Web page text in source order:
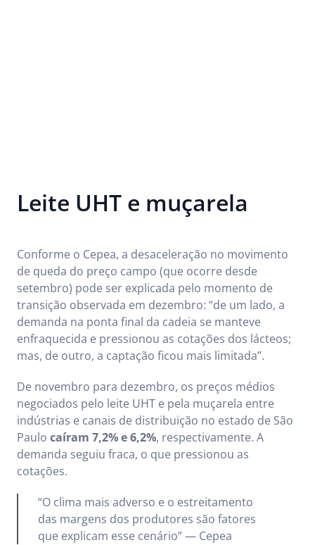
Leite UHT e muçarela
Conforme o Cepea, a desaceleração no movimento
de queda do preço campo (que ocorre desde
setembro) pode ser explicada pelo momento de
transição observada em dezembro: “de um lado, a
demanda na ponta final da cadeia se manteve
enfraquecida e pressionou as cotações dos lácteos;
mas, de outro, a captação ficou mais limitada”.
De novembro para dezembro, os preços médios
negociados pelo leite UHT e pela muçarela entre
indústrias e canais de distribuição no estado de São
Paulo caíram 7,2% e 6,2%, respectivamente. A
demanda seguiu fraca, o que pressionou as
cotações.
“O clima mais adverso e o estreitamento
das margens dos produtores são fatores
que explicam esse cenário” — Cepea